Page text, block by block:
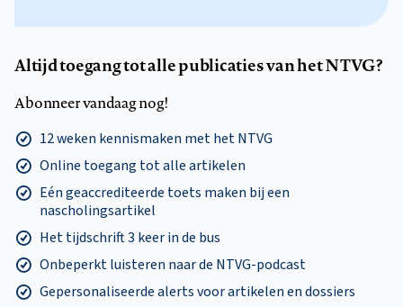
Altijd toegang tot alle publicaties van het NTVG?
Abonneer vandaag nog!
12 weken kennismaken met het NTVG
Online toegang tot alle artikelen
Eén geaccrediteerde toets maken bij een
nascholingsartikel
Het tijdschrift 3 keer in de bus
Onbeperkt luisteren naar de NTVG-podcast
Gepersonaliseerde alerts voor artikelen en dossiers